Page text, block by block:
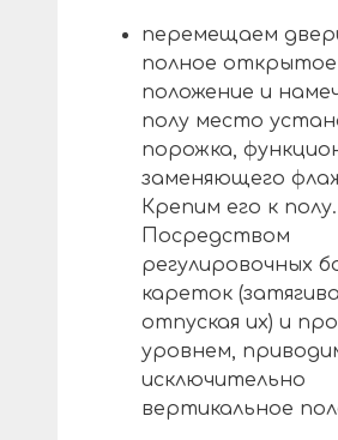
перемещаем
полное открытое
положение и
полу место
порожка,
заменяющего
Крепим его к полу.
Посредством
регулировочных
кареток
отпуская их) и
уровнем,
исключительно
вертикальное